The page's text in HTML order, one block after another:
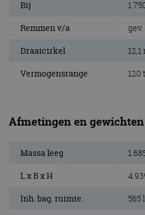
Bij
Remmen v/a
Draaicirkel 12,1
Vermogensrange 120
Afmetingen en gewichten
Massa leeg
L x B x H
Inh. bag. ruimte. 565 l